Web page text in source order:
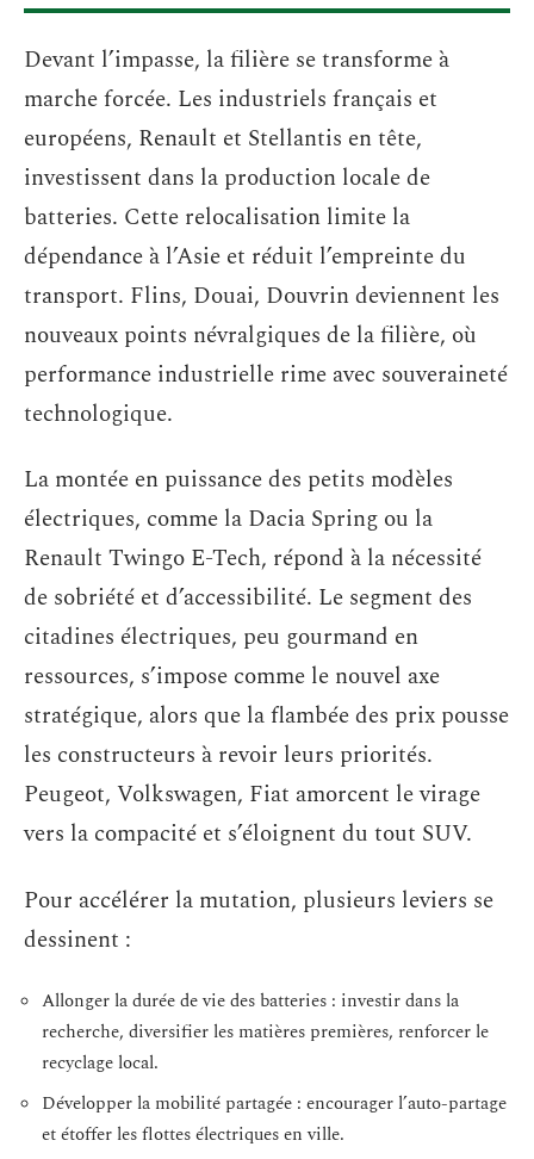
Devant l’impasse, la filière se transforme à
marche forcée. Les industriels français et
européens, Renault et Stellantis en tête,
investissent dans la production locale de
batteries. Cette relocalisation limite la
dépendance à l’Asie et réduit l’empreinte du
transport. Flins, Douai, Douvrin deviennent les
nouveaux points névralgiques de la filière, où
performance industrielle rime avec souveraineté
technologique.
La montée en puissance des petits modèles
électriques, comme la Dacia Spring ou la
Renault Twingo E-Tech, répond à la nécessité
de sobriété et d’accessibilité. Le segment des
citadines électriques, peu gourmand en
ressources, s’impose comme le nouvel axe
stratégique, alors que la flambée des prix pousse
les constructeurs à revoir leurs priorités.
Peugeot, Volkswagen, Fiat amorcent le virage
vers la compacité et s’éloignent du tout SUV.
Pour accélérer la mutation, plusieurs leviers se
dessinent :
Allonger la durée de vie des batteries : investir dans la
recherche, diversifier les matières premières, renforcer le
recyclage local.
Développer la mobilité partagée : encourager l’auto-partage
et étoffer les flottes électriques en ville.